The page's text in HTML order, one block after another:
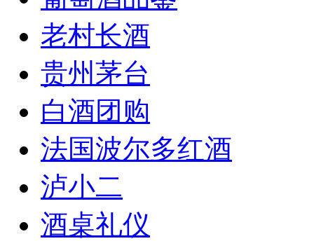
老村长酒
贵州茅台
白酒团购
法国波尔多红酒
泸小二
酒桌礼仪